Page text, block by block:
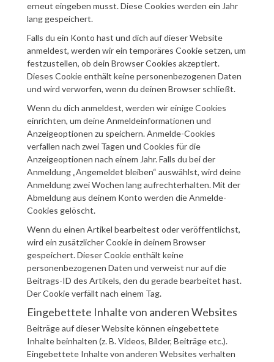
erneut eingeben musst. Diese Cookies werden ein Jahr
lang gespeichert.
Falls du ein Konto hast und dich auf dieser Website
anmeldest, werden wir ein temporäres Cookie setzen, um
festzustellen, ob dein Browser Cookies akzeptiert.
Dieses Cookie enthält keine personenbezogenen Daten
und wird verworfen, wenn du deinen Browser schließt.
Wenn du dich anmeldest, werden wir einige Cookies
einrichten, um deine Anmeldeinformationen und
Anzeigeoptionen zu speichern. Anmelde-Cookies
verfallen nach zwei Tagen und Cookies für die
Anzeigeoptionen nach einem Jahr. Falls du bei der
Anmeldung „Angemeldet bleiben“ auswählst, wird deine
Anmeldung zwei Wochen lang aufrechterhalten. Mit der
Abmeldung aus deinem Konto werden die Anmelde-
Cookies gelöscht.
Wenn du einen Artikel bearbeitest oder veröffentlichst,
wird ein zusätzlicher Cookie in deinem Browser
gespeichert. Dieser Cookie enthält keine
personenbezogenen Daten und verweist nur auf die
Beitrags-ID des Artikels, den du gerade bearbeitet hast.
Der Cookie verfällt nach einem Tag.
Eingebettete Inhalte von anderen Websites
Beiträge auf dieser Website können eingebettete
Inhalte beinhalten (z. B. Videos, Bilder, Beiträge etc.).
Eingebettete Inhalte von anderen Websites verhalten